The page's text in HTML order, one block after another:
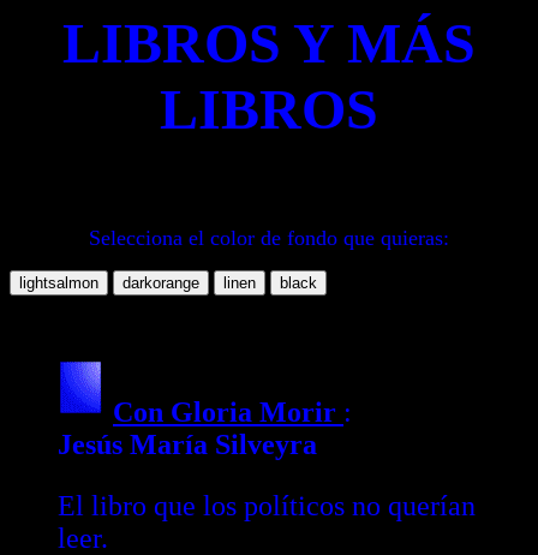
LIBROS Y MÁS
LIBROS
Selecciona el color de fondo que quieras:
Con Gloria Morir :
Jesús María Silveyra
El libro que los políticos no querían
leer.